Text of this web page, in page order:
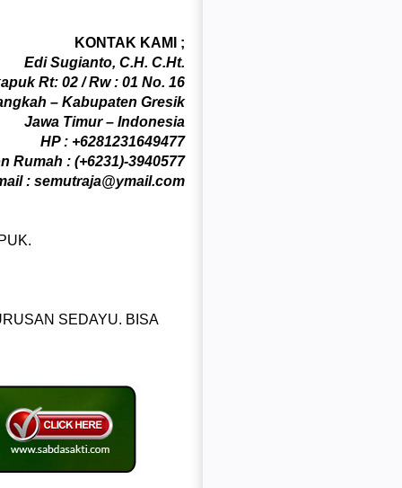
KONTAK KAMI ;
Edi Sugianto, C.H. C.Ht.
Rt: 02 / Rw : 01 No. 16
– Kabupaten Gresik
Jawa Timur – Indonesia
HP : +6281231649477
Rumah : (+6231)-3940577
: semutraja@ymail.com
SEDAYU. BISA